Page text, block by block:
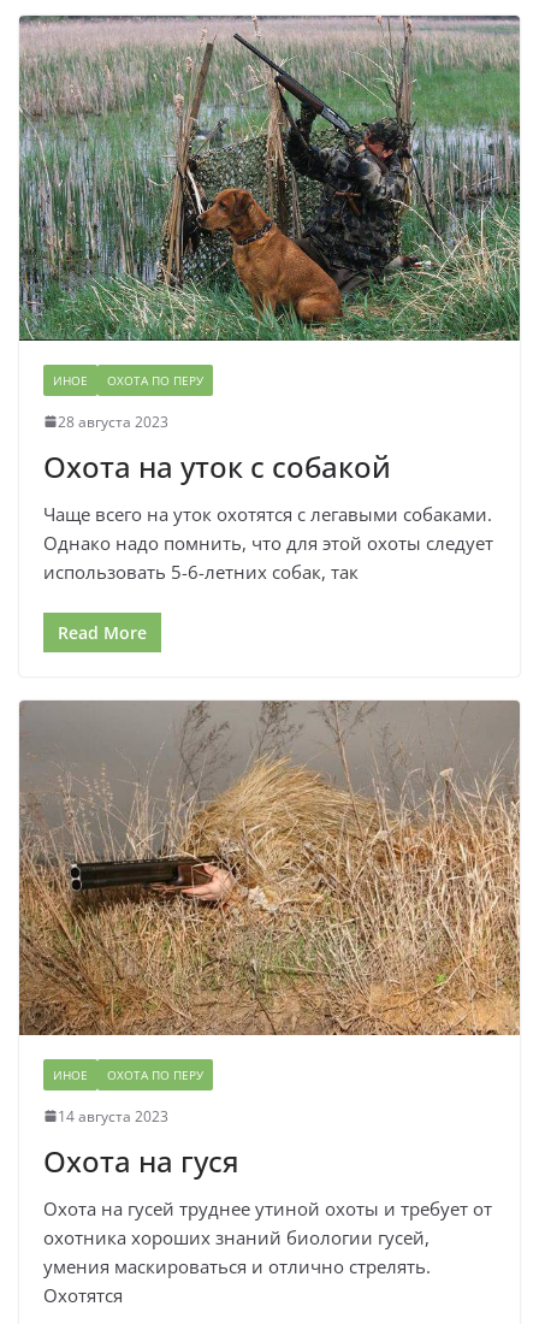
ИНОЕ ОХОТА ПО ПЕРУ
28 августа 2023
Охота на уток с собакой
Чаще всего на уток охотятся с легавыми собаками.
Однако надо помнить, что для этой охоты следует
использовать 5-6-летних собак, так
Read More
ИНОЕ ОХОТА ПО ПЕРУ
14 августа 2023
Охота на гуся
Охота на гусей труднее утиной охоты и требует от
охотника хороших знаний биологии гусей,
умения маскироваться и отлично стрелять.
Охотятся